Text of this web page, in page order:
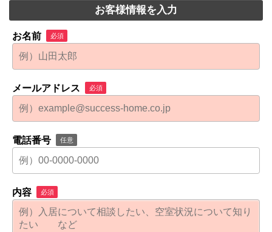
お客様情報を入力
お名前 必須
メールアドレス 必須
電話番号 任意
内容 必須